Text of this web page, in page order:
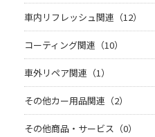
車内リフレッシュ関連（12）
コーティング関連（10）
車外リペア関連（1）
その他カー用品関連（2）
その他商品・サービス（0）